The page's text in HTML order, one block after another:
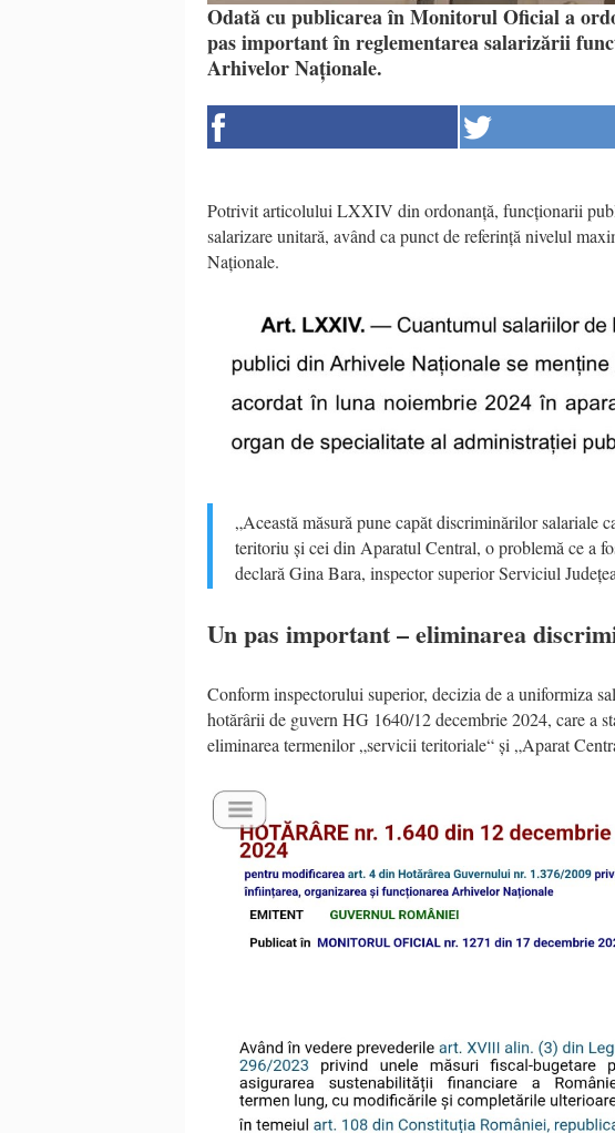
Odată cu publicarea în Monitorul Oficial a
pas important în reglementarea salarizării
Arhivelor Naționale.
Potrivit articolului LXXIV din ordonanță, funcționarii
salarizare unitară, având ca punct de referință nivelul
Naționale.
„Această măsură pune capăt discriminărilor salariale
teritoriu și cei din Aparatul Central, o problemă ce a
declară Gina Bara, inspector superior Serviciul
Un pas important – eliminarea
Conform inspectorului superior, decizia de a uniformiza
hotărârii de guvern HG 1640/12 decembrie 2024, care a
eliminarea termenilor „servicii teritoriale“ și „Aparat